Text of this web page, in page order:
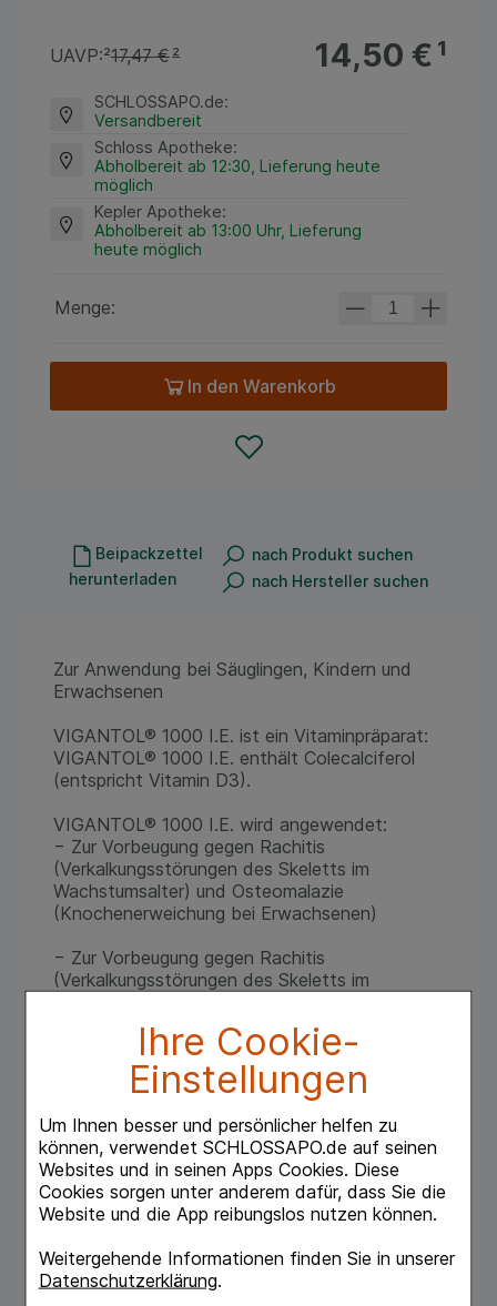
Ihre Cookie-
Einstellungen
Um Ihnen besser und persönlicher helfen zu
können, verwendet SCHLOSSAPO.de auf seinen
Websites und in seinen Apps Cookies. Diese
Cookies sorgen unter anderem dafür, dass Sie die
Website und die App reibungslos nutzen können.
Weitergehende Informationen finden Sie in unserer
Datenschutzerklärung.
14,50 €¹
UAVP:²17,47 €²
SCHLOSSAPO.de:
Versandbereit
Schloss Apotheke:
Abholbereit ab 12:30, Lieferung heute
möglich
Kepler Apotheke:
Abholbereit ab 13:00 Uhr, Lieferung
heute möglich
Menge:
In den Warenkorb
Beipackzettel
herunterladen
nach Produkt suchen
nach Hersteller suchen
Zur Anwendung bei Säuglingen, Kindern und
Erwachsenen
VIGANTOL® 1000 I.E. ist ein Vitaminpräparat:
VIGANTOL® 1000 I.E. enthält Colecalciferol
(entspricht Vitamin D3).
VIGANTOL® 1000 I.E. wird angewendet:
− Zur Vorbeugung gegen Rachitis
(Verkalkungsstörungen des Skeletts im
Wachstumsalter) und Osteomalazie
(Knochenerweichung bei Erwachsenen)
− Zur Vorbeugung gegen Rachitis
(Verkalkungsstörungen des Skeletts im
− Zur Vorbeugung bei erkennbarem Risiko einer
Vitamin-D-Mangelerkrankung bei ansonsten
Gesundenohne Resorptions störung (Störung
der Aufnahme von Vitamin D im Darm) bei
Kindern und Erwachsenen
− Zur unterstützenden Behandlung der
Osteoporose (Abbau des Knochengewebes)
bei Erwachsenen
Dieses Arzneimittel enthält Sucrose.